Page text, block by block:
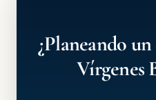
¿Planeando
Vírgenes